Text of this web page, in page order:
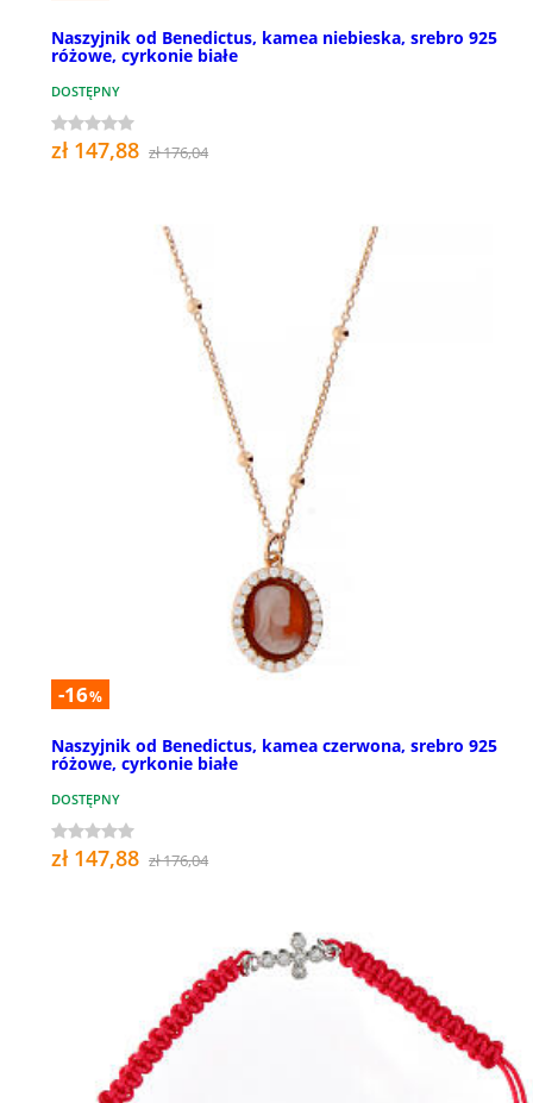
Naszyjnik od Benedictus, kamea niebieska, srebro 925
różowe, cyrkonie białe
DOSTĘPNY
zł 147,88 zł 176,04
-16%
Naszyjnik od Benedictus, kamea czerwona, srebro 925
różowe, cyrkonie białe
DOSTĘPNY
zł 147,88 zł 176,04